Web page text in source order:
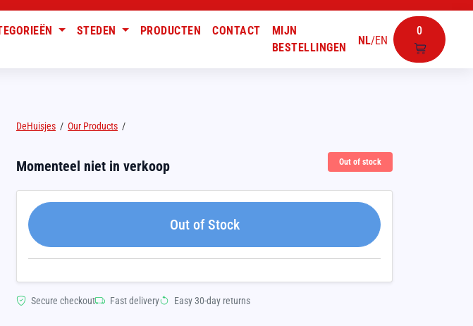
NL/EN
0
STEDEN PRODUCTEN CONTACT
MIJN
BESTELLINGEN
DeHuisjes / Our Products /
Momenteel niet in verkoop Out of stock
Out of Stock
Secure checkout Fast delivery Easy 30-day returns